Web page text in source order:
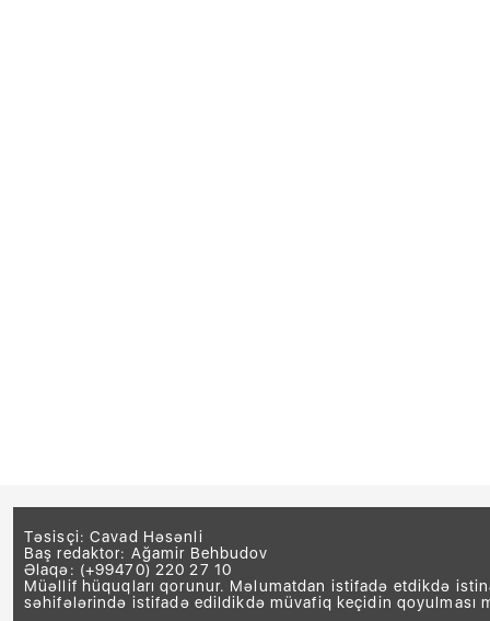
Təsisçi: Cavad Həsənli
Baş redaktor: Ağamir Behbudov
Əlaqə: (+99470) 220 27 10
Müəllif hüquqları qorunur. Məlumatdan istifadə etdikdə
səhifələrində istifadə edildikdə müvafiq keçidin qoyulması